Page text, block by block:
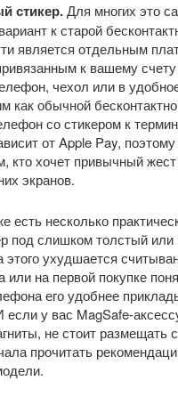
стикер.Для многих это
к старой
является отдельным
к вашему
чехол или в
как обычной
со стикером к
от Apple Pay,
кто хочет привычный
экранов.
есть несколько
под слишком толстый
этого ухудшается
или на первой покупке
его удобнее
если у вас MagSafe-
не стоит размещать
прочитать